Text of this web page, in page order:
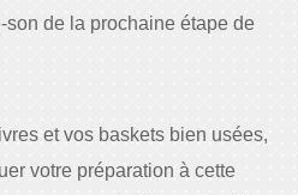
son de la prochaine étape de
et vos baskets bien usées,
votre préparation à cette